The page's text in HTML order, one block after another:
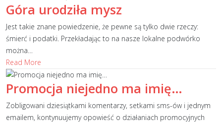
Góra urodziła mysz
Jest takie znane powiedzenie, że pewne są tylko dwie rzeczy:
śmierć i podatki. Przekładając to na nasze lokalne podwórko
można…
Read More
Promocja niejedno ma imię…
Zobligowani dziesiątkami komentarzy, setkami sms-ów i jednym
emailem, kontynuujemy opowieść o działaniach promocyjnych